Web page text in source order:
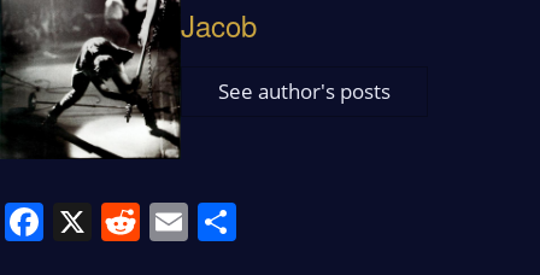
Jacob
See author's posts
Facebook
X Reddit
Email